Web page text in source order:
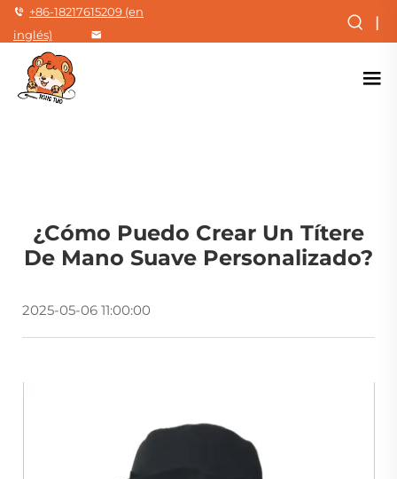
+86-18217615209 (en
inglés)
|
¿Cómo Puedo Crear Un Títere
De Mano Suave Personalizado?
2025-05-06 11:00:00